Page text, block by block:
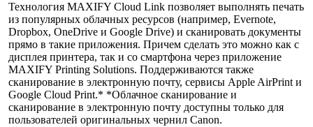
Технология MAXIFY Cloud Link позволяет выполнять печать
из популярных облачных ресурсов (например, Evernote,
Dropbox, OneDrive и Google Drive) и сканировать документы
прямо в такие приложения. Причем сделать это можно как с
дисплея принтера, так и со смартфона через приложение
MAXIFY Printing Solutions. Поддерживаются также
сканирование в электронную почту, сервисы Apple AirPrint и
Google Cloud Print.* *Облачное сканирование и
сканирование в электронную почту доступны только для
пользователей оригинальных чернил Canon.